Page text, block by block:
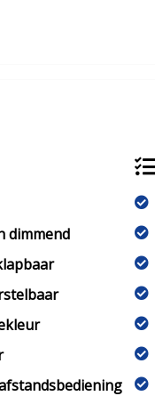
dimmend